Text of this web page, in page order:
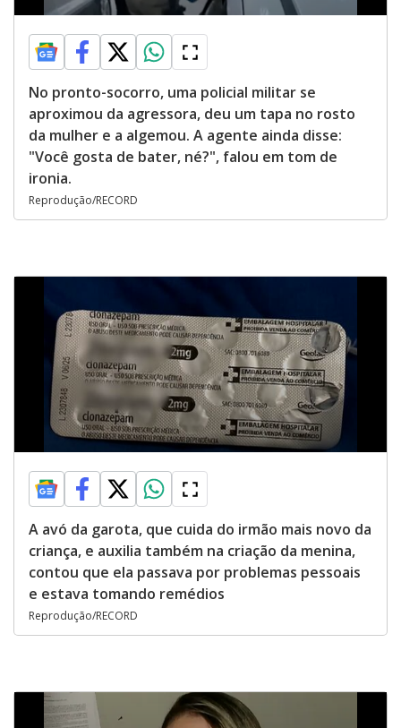
No pronto-socorro, uma policial militar se
aproximou da agressora, deu um tapa no rosto
da mulher e a algemou. A agente ainda disse:
"Você gosta de bater, né?", falou em tom de
ironia.
Reprodução/RECORD
A avó da garota, que cuida do irmão mais novo da
criança, e auxilia também na criação da menina,
contou que ela passava por problemas pessoais
e estava tomando remédios
Reprodução/RECORD